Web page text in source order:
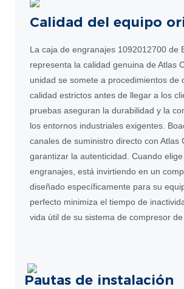
Calidad del equipo
La caja de engranajes 1092012700 de
representa la calidad genuina de Atlas
unidad se somete a procedimientos de
calidad estrictos antes de llegar a los
pruebas aseguran la durabilidad y la
los entornos industriales exigentes.
canales de suministro directo con Atlas
garantizar la autenticidad. Cuando
engranajes, está invirtiendo en un
diseñado específicamente para su
perfecto minimiza el tiempo de
vida útil de su sistema de compresor de
Pautas de instalación